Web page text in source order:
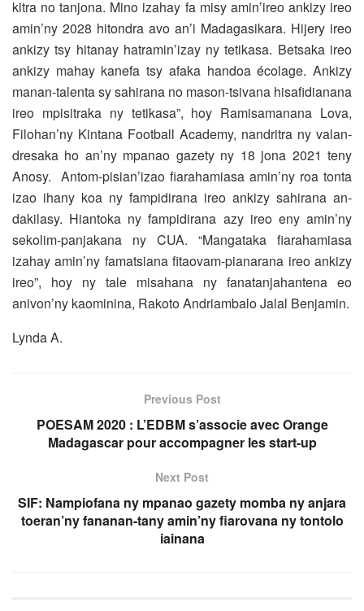
kitra no tanjona. Mino izahay fa misy amin’ireo ankizy ireo
amin’ny 2028 hitondra avo an’i Madagasikara. Hijery ireo
ankizy tsy hitanay hatramin’izay ny tetikasa. Betsaka ireo
ankizy mahay kanefa tsy afaka handoa écolage. Ankizy
manan-talenta sy sahirana no mason-tsivana hisafidianana
ireo mpisitraka ny tetikasa”, hoy Ramisamanana Lova,
Filohan’ny Kintana Football Academy, nandritra ny valan-
dresaka ho an’ny mpanao gazety ny 18 jona 2021 teny
Anosy. Antom-pisian’izao fiarahamiasa amin’ny roa tonta
izao ihany koa ny fampidirana ireo ankizy sahirana an-
dakilasy. Hiantoka ny fampidirana azy ireo eny amin’ny
sekolim-panjakana ny CUA. “Mangataka fiarahamiasa
izahay amin’ny famatsiana fitaovam-pianarana ireo ankizy
ireo”, hoy ny tale misahana ny fanatanjahantena eo
anivon’ny kaominina, Rakoto Andriambalo Jalal Benjamin.
Lynda A.
Previous Post
POESAM 2020 : L’EDBM s’associe avec Orange
Madagascar pour accompagner les start-up
Next Post
SIF: Nampiofana ny mpanao gazety momba ny anjara
toeran’ny fananan-tany amin’ny fiarovana ny tontolo
iainana